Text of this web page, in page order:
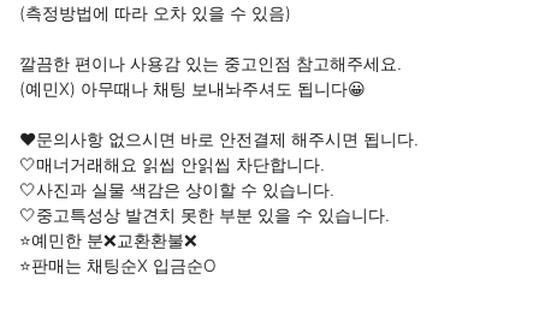
(측정방법에 따라 오차 있을 수 있음)
깔끔한 편이나 사용감 있는 중고인점 참고해주세요.
(예민X) 아무때나 채팅 보내놔주셔도 됩니다😀
❤️문의사항 없으시면 바로 안전결제 해주시면 됩니다.
🤍매너거래해요 읽씹 안읽씹 차단합니다.
🤍사진과 실물 색감은 상이할 수 있습니다.
🤍중고특성상 발견치 못한 부분 있을 수 있습니다.
⭐️예민한 분❌교환환불❌
⭐️판매는 채팅순X 입금순O